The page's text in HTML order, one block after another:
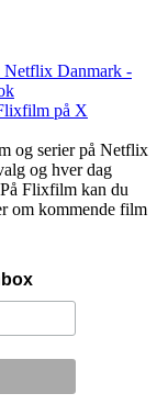
Netflix Danmark -
og serier på Netflix
og hver dag
Flixfilm kan du
om kommende film